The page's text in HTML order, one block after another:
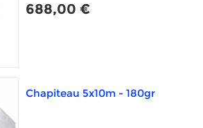
688,00 €
Chapiteau 5x10m - 180gr